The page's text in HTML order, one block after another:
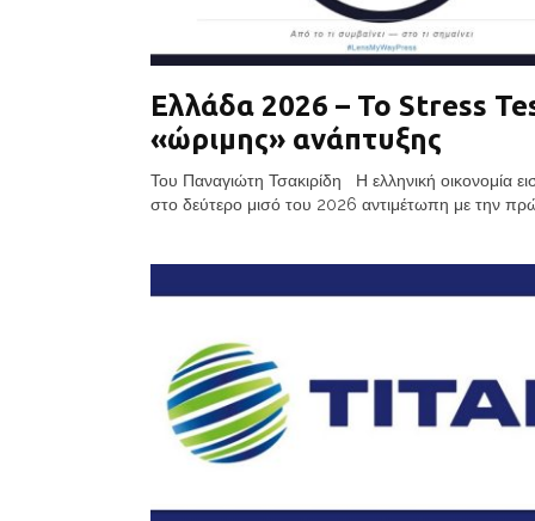
Ελλάδα 2026 – Το Stress
«ώριμης» ανάπτυξης
Του Παναγιώτη Τσακιρίδη Η ελληνική οικονομία
στο δεύτερο μισό του 2026 αντιμέτωπη με την